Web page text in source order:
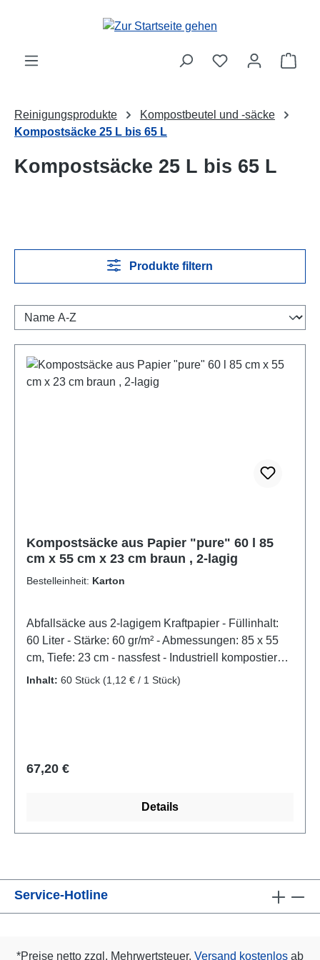
Zum Hauptinhalt springen
Reinigungsprodukte
Kompostbeutel und -säcke
Kompostsäcke 25 L bis 65 L
Kompostsäcke 25 L bis 65 L
Produkte filtern
Kompostsäcke aus Papier "pure" 60 l 85
cm x 55 cm x 23 cm braun , 2-lagig
Bestelleinheit: Karton
Abfallsäcke aus 2-lagigem Kraftpapier - Füllinhalt:
60 Liter - Stärke: 60 gr/m² - Abmessungen: 85 x 55
cm, Tiefe: 23 cm - nassfest - Industriell kompostierbar
und biologisch abbaubar Produktzertifizierungen:-
Inhalt: 60 Stück (1,12 € / 1 Stück)
Regulärer Preis:
67,20 €
Details
Service-Hotline
*Preise netto zzgl. Mehrwertsteuer. Versand kostenlos ab